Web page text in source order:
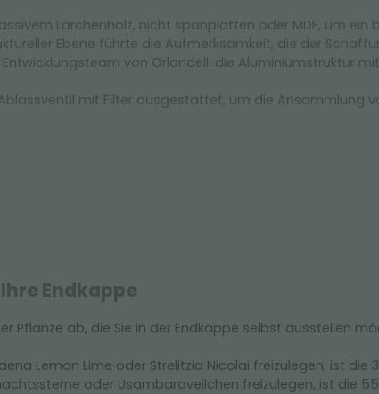
Lärchenholz, nicht spanplatten oder MDF, um ein
Ebene führte die Aufmerksamkeit, die der
von Orlandelli die Aluminiumstruktur
mit Filter ausgestattet, um die Ansammlung
Endkappe
Pflanze ab, die Sie in der Endkappe selbst ausstellen
Lemon Lime oder Strelitzia Nicolai freizulegen, ist die
oder Usambaraveilchen freizulegen, ist die